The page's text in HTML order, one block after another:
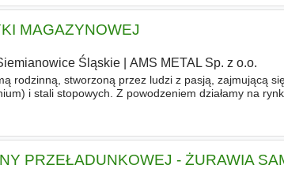
MAGAZYNOWEJ
Śląskie| AMS METAL Sp. z o.o.
rodzinną, stworzoną przez ludzi z pasją, zajmującą
i stali stopowych. Z powodzeniem działamy na
PRZEŁADUNKOWEJ - ŻURAWIA